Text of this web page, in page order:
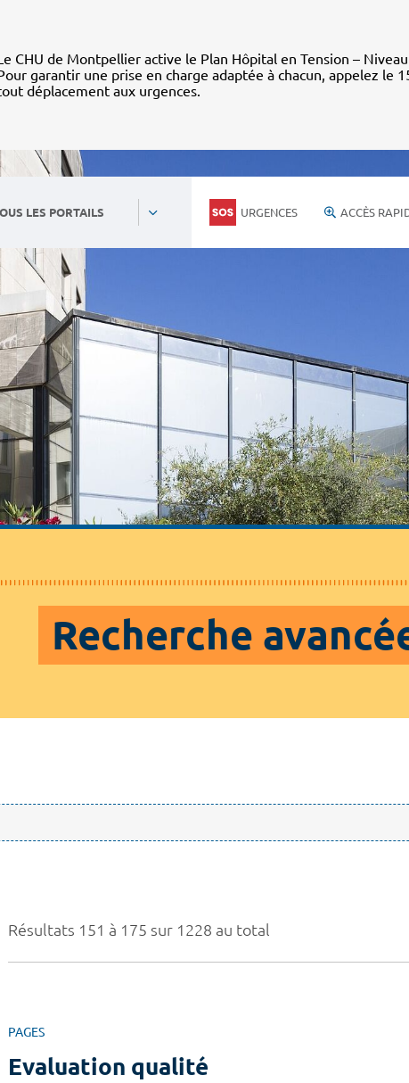
CHU de Montpellier active le Plan Hôpital en Tension –
garantir une prise en charge adaptée à chacun, appelez le
déplacement aux urgences.
LES PORTAILS URGENCES ACCÈS
Recherche
Résultats 151 à 175 sur 1228 au total
PAGES
Evaluation qualité